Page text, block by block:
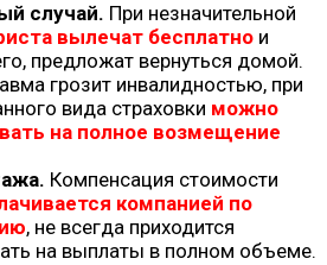
случай. При незначительной
вылечат бесплатно и
предложат вернуться домой.
грозит инвалидностью, при
вида страховки можно
на полное возмещение
Компенсация стоимости
компанией по
, не всегда приходится
на выплаты в полном объеме.